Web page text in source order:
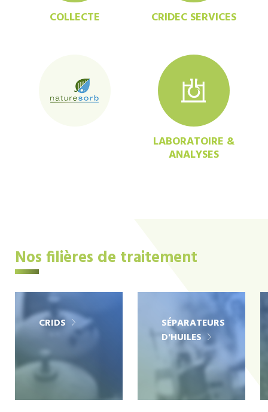
COLLECTE CRIDEC SERVICES
LABORATOIRE &
ANALYSES
Nos filières de traitement
CRIDS
SÉPARATEURS
D'HUILES